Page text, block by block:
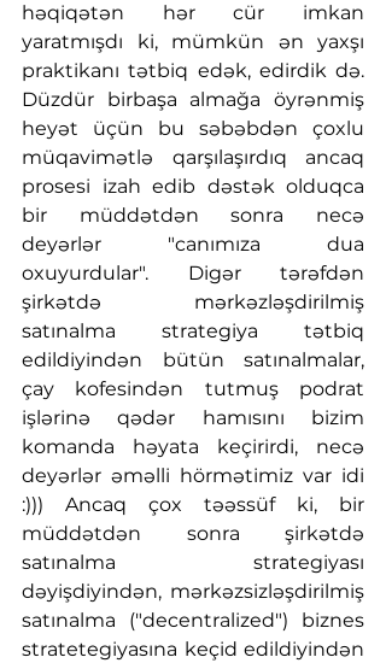
həqiqətən hər cür imkan
yaratmışdı ki, mümkün ən yaxşı
praktikanı tətbiq edək, edirdik də.
Düzdür birbaşa almağa öyrənmiş
heyət üçün bu səbəbdən çoxlu
müqavimətlə qarşılaşırdıq ancaq
prosesi izah edib dəstək olduqca
bir müddətdən sonra necə
deyərlər "canımıza dua
oxuyurdular". Digər tərəfdən
şirkətdə mərkəzləşdirilmiş
satınalma strategiya tətbiq
edildiyindən bütün satınalmalar,
çay kofesindən tutmuş podrat
işlərinə qədər hamısını bizim
komanda həyata keçirirdi, necə
deyərlər əməlli hörmətimiz var idi
:))) Ancaq çox təəssüf ki, bir
müddətdən sonra şirkətdə
satınalma strategiyası
dəyişdiyindən, mərkəzsizləşdirilmiş
satınalma ("decentralized") biznes
stratetegiyasına keçid edildiyindən